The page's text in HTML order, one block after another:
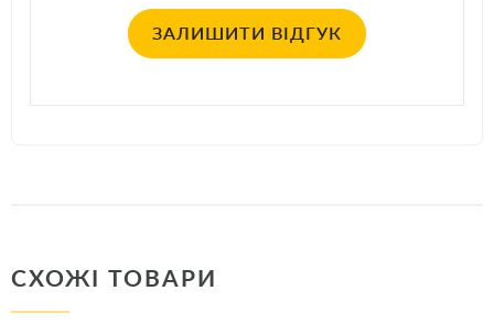
ЗАЛИШИТИ ВІДГУК
СХОЖІ ТОВАРИ